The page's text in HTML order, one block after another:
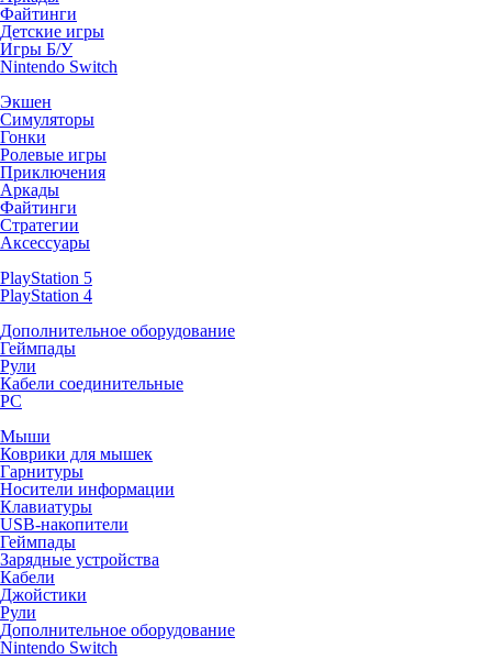
Файтинги
Детские игры
Игры Б/У
Nintendo Switch
Экшен
Симуляторы
Гонки
Ролевые игры
Приключения
Аркады
Файтинги
Стратегии
Аксессуары
PlayStation 5
PlayStation 4
Дополнительное оборудование
Геймпады
Рули
Кабели соединительные
PC
Мыши
Коврики для мышек
Гарнитуры
Носители информации
Клавиатуры
USB-накопители
Геймпады
Зарядные устройства
Кабели
Джойстики
Рули
Дополнительное оборудование
Nintendo Switch